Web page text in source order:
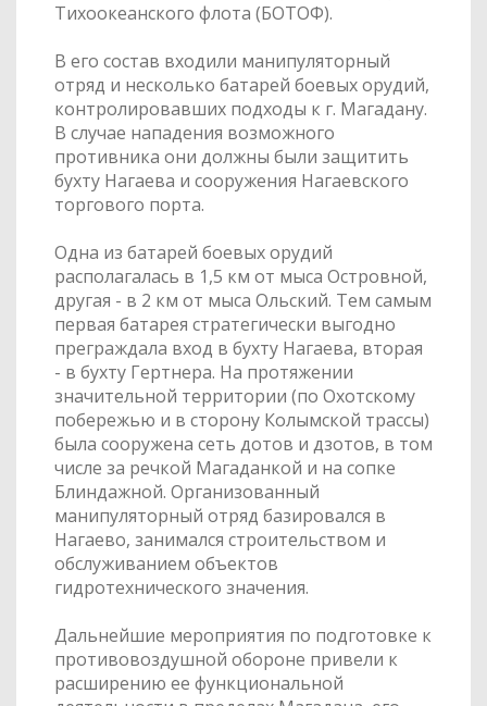
Тихоокеанского флота (БОТОФ).
В его состав входили манипуляторный
отряд и несколько батарей боевых орудий,
контролировавших подходы к г. Магадану.
В случае нападения возможного
противника они должны были защитить
бухту Нагаева и сооружения Нагаевского
торгового порта.
Одна из батарей боевых орудий
располагалась в 1,5 км от мыса Островной,
другая - в 2 км от мыса Ольский. Тем самым
первая батарея стратегически выгодно
преграждала вход в бухту Нагаева, вторая
- в бухту Гертнера. На протяжении
значительной территории (по Охотскому
побережью и в сторону Колымской трассы)
была сооружена сеть дотов и дзотов, в том
числе за речкой Магаданкой и на сопке
Блиндажной. Организованный
манипуляторный отряд базировался в
Нагаево, занимался строительством и
обслуживанием объектов
гидротехнического значения.
Дальнейшие мероприятия по подготовке к
противовоздушной обороне привели к
расширению ее функциональной